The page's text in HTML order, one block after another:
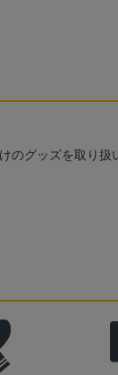
のグッズを取り扱